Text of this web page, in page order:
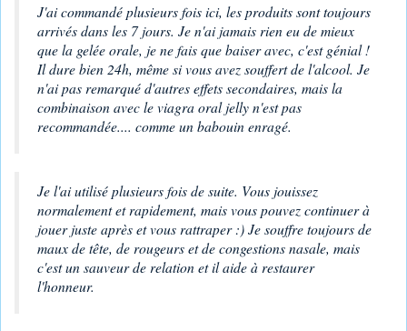
J'ai commandé plusieurs fois ici, les produits sont toujours
arrivés dans les 7 jours. Je n'ai jamais rien eu de mieux
que la gelée orale, je ne fais que baiser avec, c'est génial !
Il dure bien 24h, même si vous avez souffert de l'alcool. Je
n'ai pas remarqué d'autres effets secondaires, mais la
combinaison avec le viagra oral jelly n'est pas
recommandée.... comme un babouin enragé.
Je l'ai utilisé plusieurs fois de suite. Vous jouissez
normalement et rapidement, mais vous pouvez continuer à
jouer juste après et vous rattraper :) Je souffre toujours de
maux de tête, de rougeurs et de congestions nasale, mais
c'est un sauveur de relation et il aide à restaurer
l'honneur.